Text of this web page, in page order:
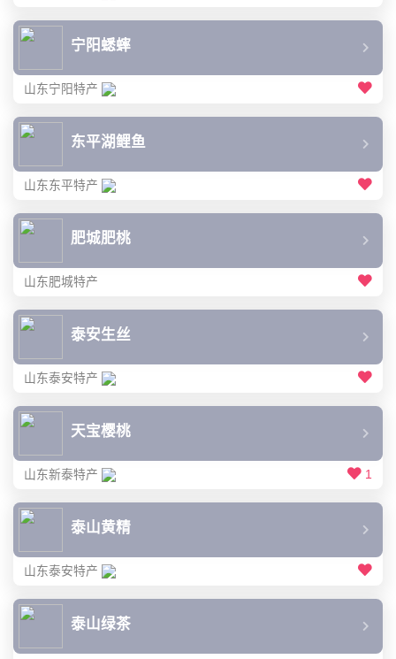
宁阳蟋蟀
山东宁阳特产
东平湖鲤鱼
山东东平特产
肥城肥桃
山东肥城特产
泰安生丝
山东泰安特产
天宝樱桃
山东新泰特产 1
泰山黄精
山东泰安特产
泰山绿茶